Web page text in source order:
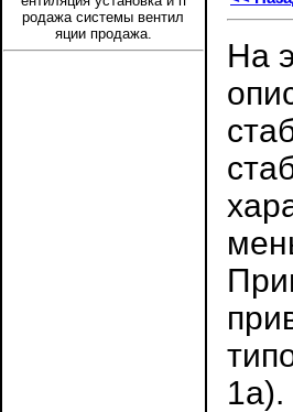
родажа системы вентил
яции продажа.
На
1а).